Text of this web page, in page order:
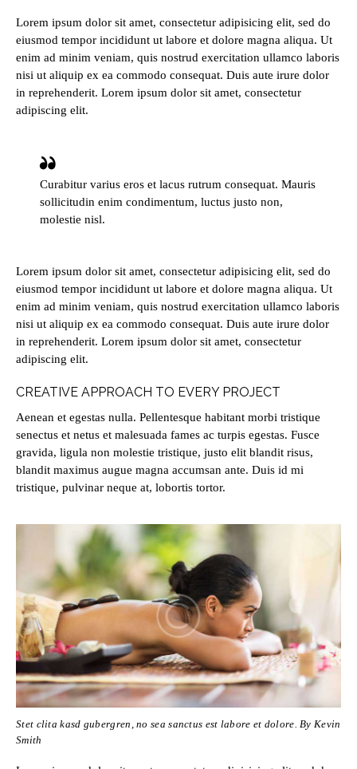
Lorem ipsum dolor sit amet, consectetur adipisicing elit, sed do
eiusmod tempor incididunt ut labore et dolore magna aliqua. Ut
enim ad minim veniam, quis nostrud exercitation ullamco laboris
nisi ut aliquip ex ea commodo consequat. Duis aute irure dolor
in reprehenderit. Lorem ipsum dolor sit amet, consectetur
adipiscing elit.
Curabitur varius eros et lacus rutrum consequat. Mauris
sollicitudin enim condimentum, luctus justo non,
molestie nisl.
Lorem ipsum dolor sit amet, consectetur adipisicing elit, sed do
eiusmod tempor incididunt ut labore et dolore magna aliqua. Ut
enim ad minim veniam, quis nostrud exercitation ullamco laboris
nisi ut aliquip ex ea commodo consequat. Duis aute irure dolor
in reprehenderit. Lorem ipsum dolor sit amet, consectetur
adipiscing elit.
CREATIVE APPROACH TO EVERY PROJECT
Aenean et egestas nulla. Pellentesque habitant morbi tristique
senectus et netus et malesuada fames ac turpis egestas. Fusce
gravida, ligula non molestie tristique, justo elit blandit risus,
blandit maximus augue magna accumsan ante. Duis id mi
tristique, pulvinar neque at, lobortis tortor.
Stet clita kasd gubergren, no sea sanctus est labore et dolore. By Kevin
Smith